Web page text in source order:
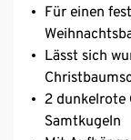
Für einen
Lässt sich
2 dunkelrote
Samtkugeln